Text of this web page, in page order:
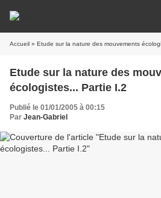
Accueil » Etude sur la nature des mouvements
Etude sur la nature des
écologistes... Partie I.2
Publié le 01/01/2005 à 00:15
Par Jean-Gabriel